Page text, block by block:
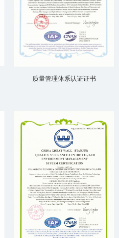
质量管理体系认证证书